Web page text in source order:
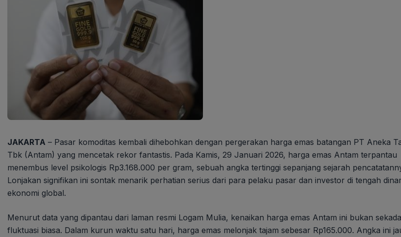
JAKARTA – Pasar komoditas kembali dihebohkan dengan pergerakan harga emas batangan PT Aneka
Tbk (Antam) yang mencetak rekor fantastis. Pada Kamis, 29 Januari 2026, harga emas Antam terpantau
menembus level psikologis Rp3.168.000 per gram, sebuah angka tertinggi sepanjang sejarah
Lonjakan signifikan ini sontak menarik perhatian serius dari para pelaku pasar dan investor di tengah
ekonomi global.
Menurut data yang dipantau dari laman resmi Logam Mulia, kenaikan harga emas Antam ini bukan
fluktuasi biasa. Dalam kurun waktu satu hari, harga emas melonjak tajam sebesar Rp165.000. Angka ini